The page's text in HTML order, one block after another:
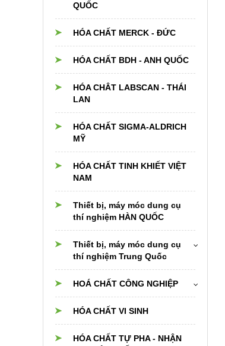
Buffer Solution , pH 9 , Samchun , Korea , Hàn Quốc
0916675909
Liên hệ
Model: 0916675909
Giá bán lẻ đề xuất:Liên hệ
QUỐC
HÓA CHẤT MERCK - ĐỨC
HÓA CHẤT BDH - ANH QUỐC
HÓA CHÂT LABSCAN - THÁI
LAN
HÓA CHẤT SIGMA-ALDRICH
MỸ
HÓA CHẤT TINH KHIẾT VIỆT
NAM
Thiết bị, máy móc dung cụ
thí nghiệm HÀN QUỐC
Thiết bị, máy móc dung cụ
thí nghiệm Trung Quốc
Cân điện tử
Dụng cụ thủy tinh Trung
Quốc
HOÁ CHẤT CÔNG NGHIỆP
Hóa chất cho nồi hơi
boiler,cooling,chiller
HÓA CHẤT VI SINH
HÓA CHẤT TỰ PHA - NHẬN